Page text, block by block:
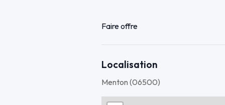
Faire offre
Localisation
Menton (06500)